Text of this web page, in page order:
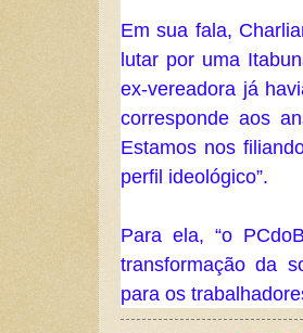
Em sua fala,
lutar por uma
ex-vereadora já
corresponde aos
Estamos nos
perfil ideológico”.
Para ela, “o
transformação da
para os